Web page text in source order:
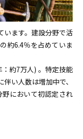
います。建設分野で活
約6.4％を占めていま
約7万人) 。特定技能
い人数は増加中で、
において初認定され